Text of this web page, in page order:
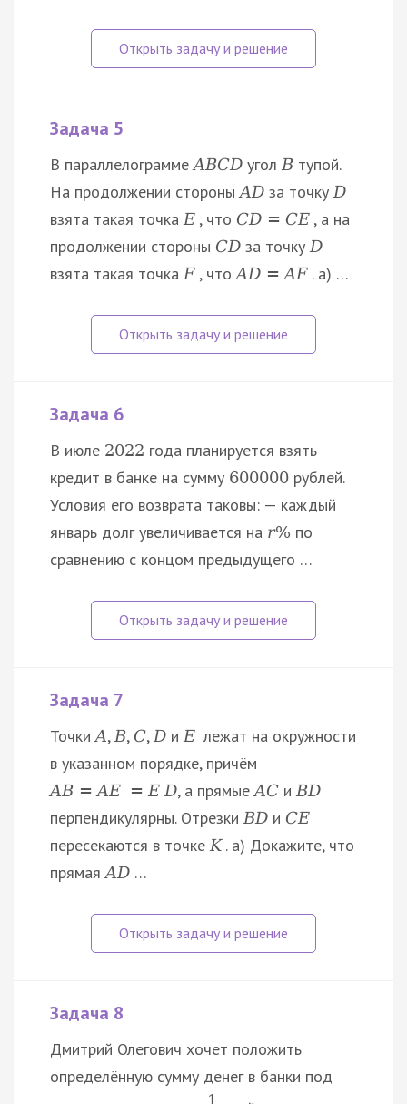
Задача 5
В параллелограммеABCD уголB тупой.
На продолжении стороныAD за точкуD
взята такая точкаE , что CD = CE , а на
продолжении стороны CD за точкуD
взята такая точкаF , чтоAD = AF . а) …
Задача 6
В июле 2022 года планируется взять
кредит в банке на сумму 600000 рублей.
Условия его возврата таковы: — каждый
январь долг увеличивается на r% по
сравнению с концом предыдущего …
Задача 7
ТочкиA,B, C,D иE лежат на окружности
в указанном порядке, причём
AB = AE = E D, а прямыеACиBD
перпендикулярны. ОтрезкиBD и CE
пересекаются в точкеK . а) Докажите, что
прямаяAD …
Задача 8
Дмитрий Олегович хочет положить
определённую сумму денег в банки под